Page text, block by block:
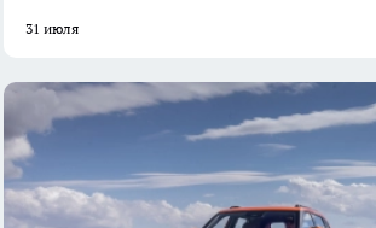
31 июля